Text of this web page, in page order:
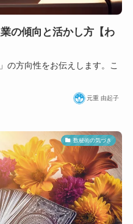
の傾向と活かし方【わ
の方向性をお伝えします。こ
元重 由起子
数秘術の気づき